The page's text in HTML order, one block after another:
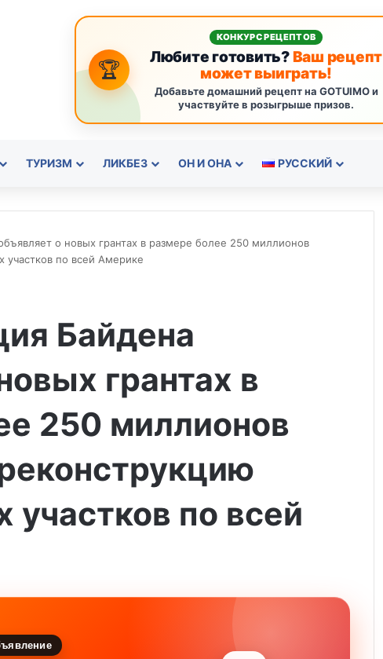
🏆
КОНКУРС РЕЦЕПТОВ
Любите готовить?Ваш рецепт
может выиграть!
Добавьте домашний рецепт на GOTUIMO и
участвуйте в розыгрыше призов.
ТУРИЗМ ЛИКБЕЗ ОН И ОНА РУССКИЙ
о новых грантах в размере более 250 миллионов
участков по всей Америке
Байдена
грантах в
250 миллионов
участков по всей